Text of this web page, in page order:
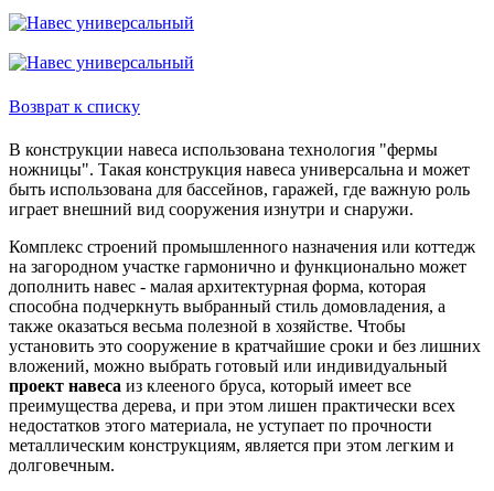
Возврат к списку
В конструкции навеса использована технология "фермы
ножницы". Такая конструкция навеса универсальна и может
быть использована для бассейнов, гаражей, где важную роль
играет внешний вид сооружения изнутри и снаружи.
Комплекс строений промышленного назначения или коттедж
на загородном участке гармонично и функционально может
дополнить навес - малая архитектурная форма, которая
способна подчеркнуть выбранный стиль домовладения, а
также оказаться весьма полезной в хозяйстве. Чтобы
установить это сооружение в кратчайшие сроки и без лишних
вложений, можно выбрать готовый или индивидуальный
проект навеса из клееного бруса, который имеет все
преимущества дерева, и при этом лишен практически всех
недостатков этого материала, не уступает по прочности
металлическим конструкциям, является при этом легким и
долговечным.